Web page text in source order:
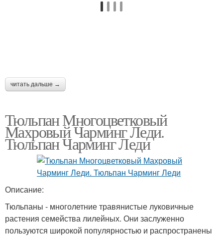
читать дальше →
Тюльпан Многоцветковый
Махровый Чарминг Леди.
Тюльпан Чарминг Леди
Описание:
Тюльпаны - многолетние травянистые луковичные
растения семейства лилейных. Они заслуженно
пользуются широкой популярностью и распространены